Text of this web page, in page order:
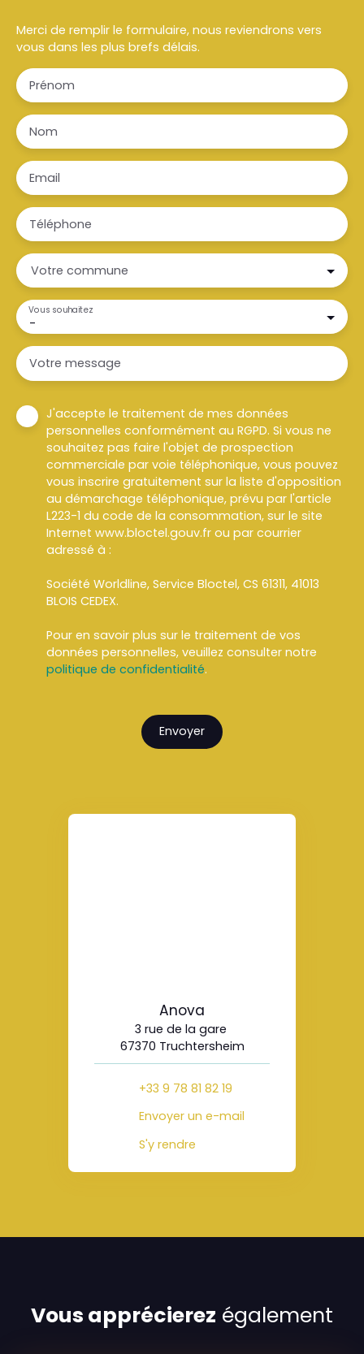
Merci de remplir le formulaire, nous reviendrons vers
vous dans les plus brefs délais.
Prénom
Nom
Email
Téléphone
Votre commune
-
Vous souhaitez
Votre message
J'accepte le traitement de mes données
personnelles conformément au RGPD. Si vous ne
souhaitez pas faire l'objet de prospection
commerciale par voie téléphonique, vous pouvez
vous inscrire gratuitement sur la liste d'opposition
au démarchage téléphonique, prévu par l'article
L223-1 du code de la consommation, sur le site
Internet www.bloctel.gouv.fr ou par courrier
adressé à :
Société Worldline, Service Bloctel, CS 61311, 41013
BLOIS CEDEX.
Pour en savoir plus sur le traitement de vos
données personnelles, veuillez consulter notre
politique de confidentialité.
Envoyer
Anova
3 rue de la gare
67370 Truchtersheim
+33 9 78 81 82 19
Envoyer un e-mail
S'y rendre
Vous apprécierez également